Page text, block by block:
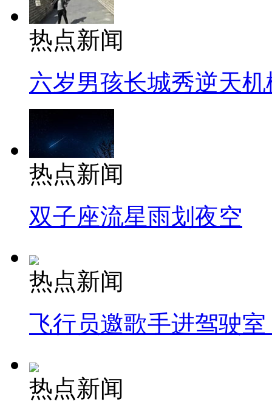
热点新闻
六岁男孩长城秀逆天机
热点新闻
双子座流星雨划夜空
热点新闻
飞行员邀歌手进驾驶
热点新闻